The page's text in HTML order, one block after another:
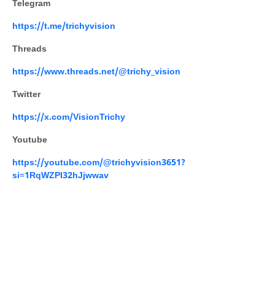
Telegram
https://t.me/trichyvision
Threads
https://www.threads.net/@trichy_vision
Twitter
https://x.com/VisionTrichy
Youtube
https://youtube.com/@trichyvision3651?
si=1RqWZPI32hJjwwav